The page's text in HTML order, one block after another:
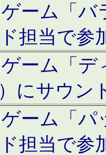
ゲーム「
担当で参
ゲーム「
にサウン
ゲーム「
担当で参